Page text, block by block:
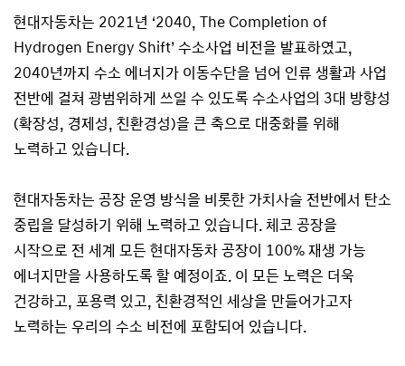
현대자동차는 2021년 ‘2040, The Completion of
Hydrogen Energy Shift’ 수소사업 비전을 발표하였고,
2040년까지 수소 에너지가 이동수단을 넘어 인류 생활과 사업
전반에 걸쳐 광범위하게 쓰일 수 있도록 수소사업의 3대 방향성
(확장성, 경제성, 친환경성)을 큰 축으로 대중화를 위해
노력하고 있습니다.
현대자동차는 공장 운영 방식을 비롯한 가치사슬 전반에서 탄소
중립을 달성하기 위해 노력하고 있습니다. 체코 공장을
시작으로 전 세계 모든 현대자동차 공장이 100% 재생 가능
에너지만을 사용하도록 할 예정이죠. 이 모든 노력은 더욱
건강하고, 포용력 있고, 친환경적인 세상을 만들어가고자
노력하는 우리의 수소 비전에 포함되어 있습니다.